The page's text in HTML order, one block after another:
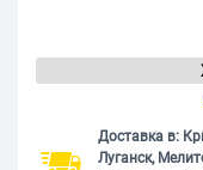
Доставка в:
Луганск,